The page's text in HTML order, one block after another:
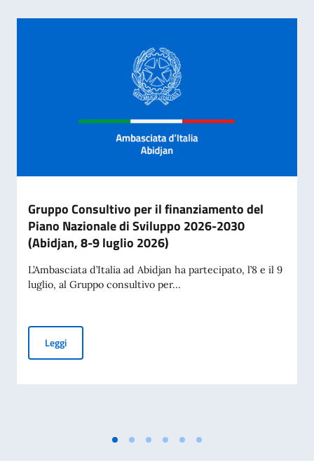
Gruppo Consultivo per il finanziamento del
Piano Nazionale di Sviluppo 2026-2030
(Abidjan, 8-9 luglio 2026)
L’Ambasciata d’Italia ad Abidjan ha partecipato, l’8 e il 9
luglio, al Gruppo consultivo per...
LeggiGruppo Consultivo per il finanziamento del Piano